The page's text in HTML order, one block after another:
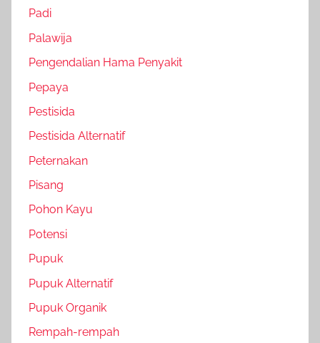
Padi
Palawija
Pengendalian Hama Penyakit
Pepaya
Pestisida
Pestisida Alternatif
Peternakan
Pisang
Pohon Kayu
Potensi
Pupuk
Pupuk Alternatif
Pupuk Organik
Rempah-rempah